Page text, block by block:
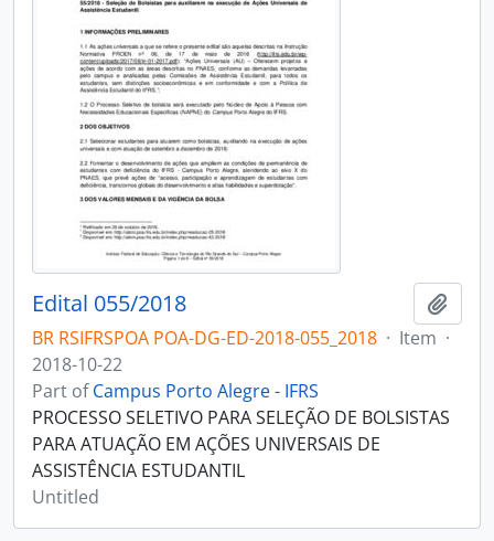
Edital 055/2018
BR RSIFRSPOA POA-DG-ED-2018-055_2018 · Item ·
2018-10-22
Part ofCampus Porto Alegre - IFRS
PROCESSO SELETIVO PARA SELEÇÃO DE BOLSISTAS
PARA ATUAÇÃO EM AÇÕES UNIVERSAIS DE
ASSISTÊNCIA ESTUDANTIL
Untitled